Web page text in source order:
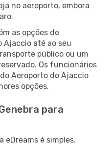
no aeroporto, embora
as opções de
Ajaccio até ao seu
público ou um
Os funcionários
Aeroporto do Ajaccio
opções.
para
eDreams é simples.